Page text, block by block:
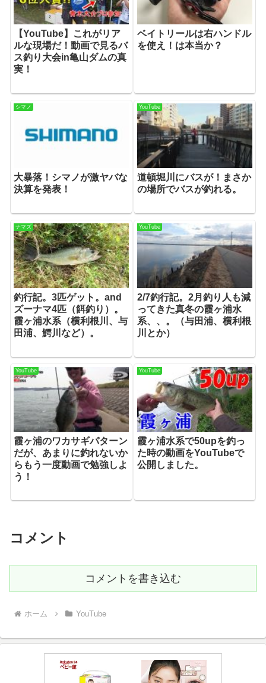
【YouTube】これがリア
ルな現場だ！動画で見るバ
ス釣り大会in亀山ダムの真
実！
ベイトリールは右ハンドル
を使え！は本当か？
シマノ
大暴落！シマノが激ヤバな
決算を発表！
YouTube
道頓堀川にバスが！まさか
の場所でバスが釣れる。
ナマズ
釣行記。3匹ゲット。and
ズーナマ4匹（餌釣り）。
霞ヶ浦水系（横利根川、与
田浦、鰐川など）。
YouTube
2/7釣行記。2月釣り人も減
ってきた真冬の霞ヶ浦水
系、、。（与田浦、横利根
川とか）
YouTube
霞ヶ浦のワカサギパターン
だが、あまりに釣れないか
らもう一度動画で勉強しよ
う！
YouTube
霞ヶ浦水系で50upを釣っ
た時の動画をYouTubeで
公開しました。
コメント
コメントを書き込む
ホーム YouTube